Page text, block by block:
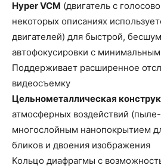
Hyper VCM (двигатель с
некоторых описаниях
двигателей) для быстрой,
автофокусировки с
Поддерживает расширенное
видеосъемку
Цельнометаллическая
атмосферных воздействий
многослойным нанопокрытием
бликов и двоения изображения
Кольцо диафрагмы с